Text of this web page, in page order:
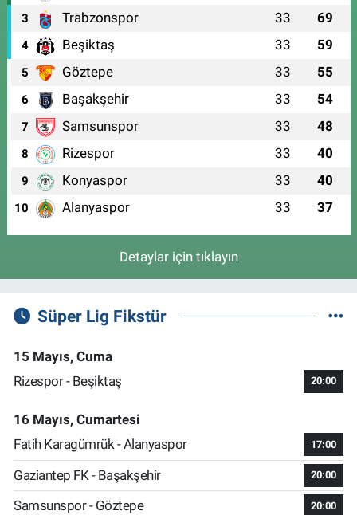
3 Trabzonspor 33 69
4 Beşiktaş 33 59
5 Göztepe 33 55
6 Başakşehir 33 54
7 Samsunspor 33 48
8 Rizespor 33 40
9 Konyaspor 33 40
10 Alanyaspor 33 37
Detaylar için tıklayın
Süper Lig Fikstür
15 Mayıs, Cuma
Rizespor - Beşiktaş
20:00
16 Mayıs, Cumartesi
Fatih Karagümrük - Alanyaspor
17:00
Gaziantep FK - Başakşehir 20:00
Samsunspor - Göztepe 20:00